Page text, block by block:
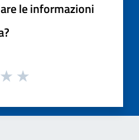
le informazioni